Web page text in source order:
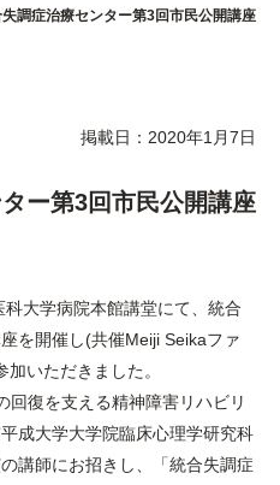
調症治療センター第3回市民公開講座
掲載日：2020年1月7日
ー第3回市民公開講座
大学病院本館講堂にて、統合
を開催し(共催Meiji Seikaファ
いただきました。
回復を支える精神障害リハビリ
成大学大学院臨床心理学研究科
講師にお招きし、「統合失調症